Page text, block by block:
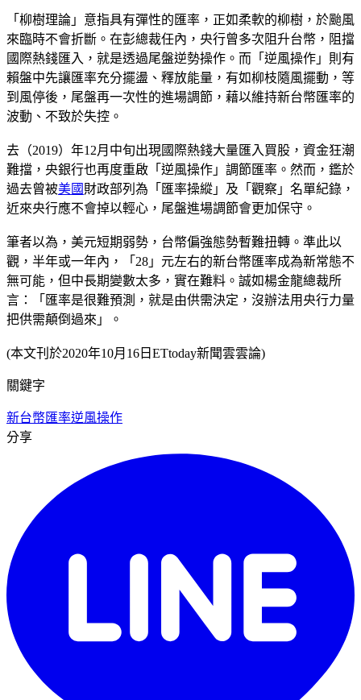
「柳樹理論」意指具有彈性的匯率，正如柔軟的柳樹，於颱風
來臨時不會折斷。在彭總裁任內，央行曾多次阻升台幣，阻擋
國際熱錢匯入，就是透過尾盤逆勢操作。而「逆風操作」則有
賴盤中先讓匯率充分擺盪、釋放能量，有如柳枝隨風擺動，等
到風停後，尾盤再一次性的進場調節，藉以維持新台幣匯率的
波動、不致於失控。
去（2019）年12月中旬出現國際熱錢大量匯入買股，資金狂潮
難擋，央銀行也再度重啟「逆風操作」調節匯率。然而，鑑於
過去曾被美國 財政部列為「匯率操縱」及「觀察」名單紀錄，
近來央行應不會掉以輕心，尾盤進場調節會更加保守。
筆者以為，美元短期弱勢，台幣偏強態勢暫難扭轉。準此以
觀，半年或一年內，「28」元左右的新台幣匯率成為新常態不
無可能，但中長期變數太多，實在難料。誠如楊金龍總裁所
言：「匯率是很難預測，就是由供需決定，沒辦法用央行力量
把供需顛倒過來」。
(本文刊於2020年10月16日ETtoday新聞雲雲論)
關鍵字
新台幣匯率逆風操作
分享